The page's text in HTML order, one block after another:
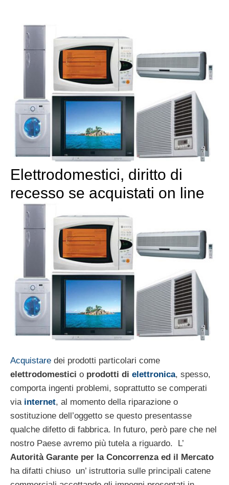
Elettrodomestici, diritto di
recesso se acquistati on line
Acquistare dei prodotti particolari come
elettrodomestici o prodotti di elettronica, spesso,
comporta ingenti problemi, soprattutto se comperati
via internet, al momento della riparazione o
sostituzione dell’oggetto se questo presentasse
qualche difetto di fabbrica. In futuro, però pare che nel
nostro Paese avremo più tutela a riguardo. L’
Autorità Garante per la Concorrenza ed il Mercato
ha difatti chiuso un’ istruttoria sulle principali catene